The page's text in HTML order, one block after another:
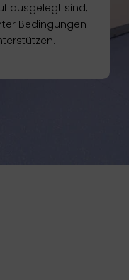
ausgelegt sind,
Bedingungen